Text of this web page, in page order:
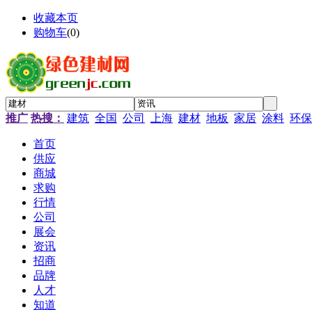
收藏本页
购物车(0)
推广 热搜： 建筑 全国 公司 上海 建材 地板 家居 涂料 环保
首页
供应
商城
求购
行情
公司
展会
资讯
招商
品牌
人才
知道